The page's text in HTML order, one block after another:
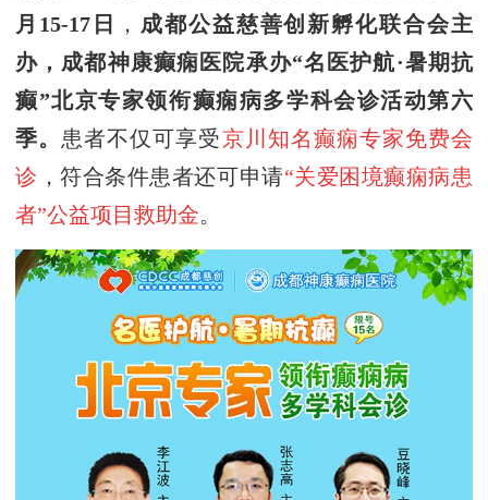
月 15-17日 ， 成都公益慈善创新孵化联合会主
办， 成都神康癫痫医院承办“名医护航·暑期抗
癫”北京专家领衔癫痫病多学科会诊活动第六
季。 患者不仅可享受京川知名癫痫专家免费会
诊 ，符合条件患者还可申请“关爱困境癫痫病患
者”公益项目救助金。